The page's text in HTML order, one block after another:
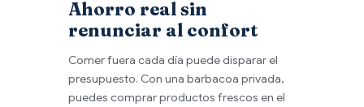
Ahorro real sin
renunciar al confort
Comer fuera cada día puede disparar el
presupuesto. Con una barbacoa privada,
puedes comprar productos frescos en el